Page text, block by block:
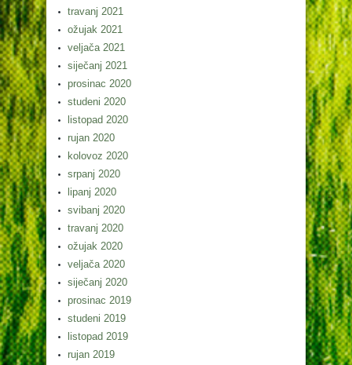
travanj 2021
ožujak 2021
veljača 2021
siječanj 2021
prosinac 2020
studeni 2020
listopad 2020
rujan 2020
kolovoz 2020
srpanj 2020
lipanj 2020
svibanj 2020
travanj 2020
ožujak 2020
veljača 2020
siječanj 2020
prosinac 2019
studeni 2019
listopad 2019
rujan 2019